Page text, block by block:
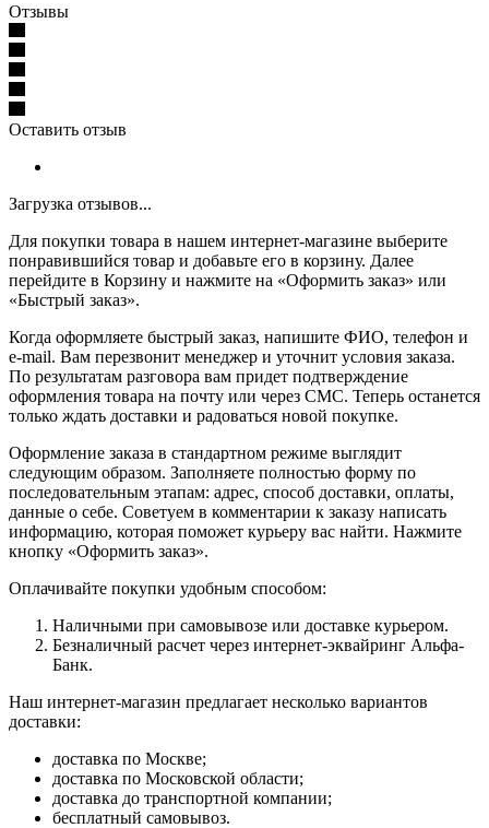
Отзывы
Оставить отзыв
Загрузка отзывов...
Для покупки товара в нашем интернет-магазине выберите
понравившийся товар и добавьте его в корзину. Далее
перейдите в Корзину и нажмите на «Оформить заказ» или
«Быстрый заказ».
Когда оформляете быстрый заказ, напишите ФИО, телефон и
e-mail. Вам перезвонит менеджер и уточнит условия заказа.
По результатам разговора вам придет подтверждение
оформления товара на почту или через СМС. Теперь останется
только ждать доставки и радоваться новой покупке.
Оформление заказа в стандартном режиме выглядит
следующим образом. Заполняете полностью форму по
последовательным этапам: адрес, способ доставки, оплаты,
данные о себе. Советуем в комментарии к заказу написать
информацию, которая поможет курьеру вас найти. Нажмите
кнопку «Оформить заказ».
Оплачивайте покупки удобным способом:
Наличными при самовывозе или доставке курьером.
Безналичный расчет через интернет-эквайринг Альфа-
Банк.
Наш интернет-магазин предлагает несколько вариантов
доставки:
доставка по Москве;
доставка по Московской области;
доставка до транспортной компании;
бесплатный самовывоз.